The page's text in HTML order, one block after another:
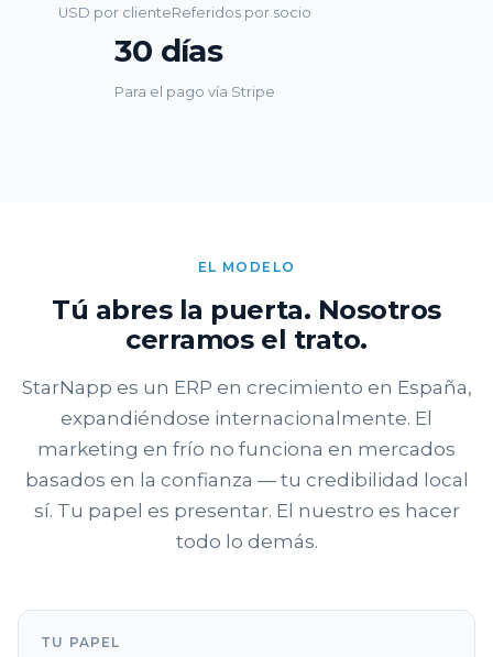
USD por clienteReferidos por socio
30 días
Para el pago vía Stripe
EL MODELO
Tú abres la puerta. Nosotros
cerramos el trato.
StarNapp es un ERP en crecimiento en España,
expandiéndose internacionalmente. El
marketing en frío no funciona en mercados
basados en la confianza — tu credibilidad local
sí. Tu papel es presentar. El nuestro es hacer
todo lo demás.
TU PAPEL